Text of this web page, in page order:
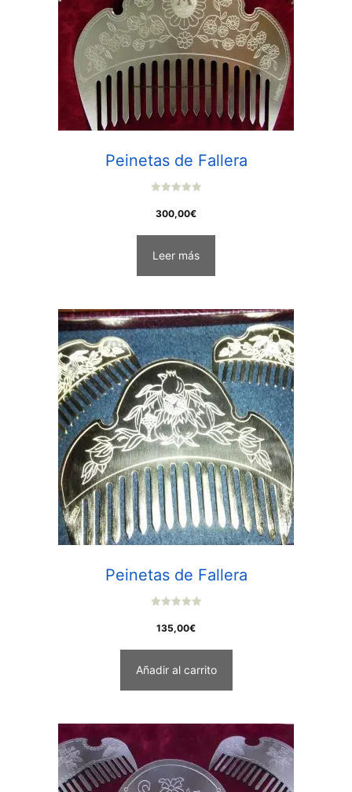
Peinetas de Fallera
o
5
300,00€
Leer más
Peinetas de Fallera
o
5
135,00€
Añadir al carrito